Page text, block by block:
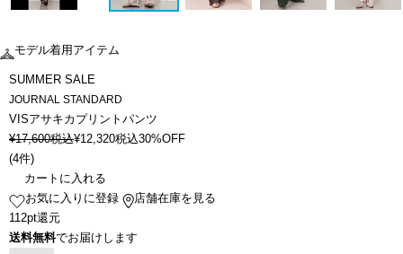
モデル着用アイテム
SUMMER SALE
JOURNAL STANDARD
VISアサキカプリントパンツ
¥17,600税込¥12,320税込30%OFF
(4件)
カートに入れる
お気に入りに登録
店舗在庫を見る
112pt還元
送料無料でお届けします